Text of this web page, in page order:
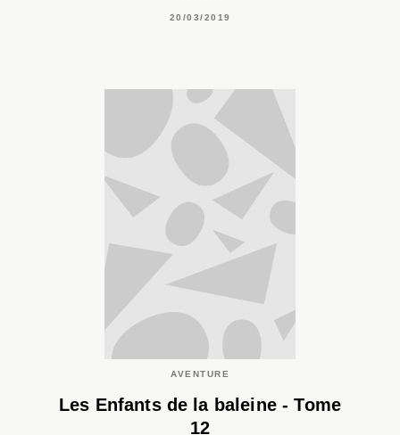
20/03/2019
AVENTURE
Les Enfants de la baleine - Tome
12